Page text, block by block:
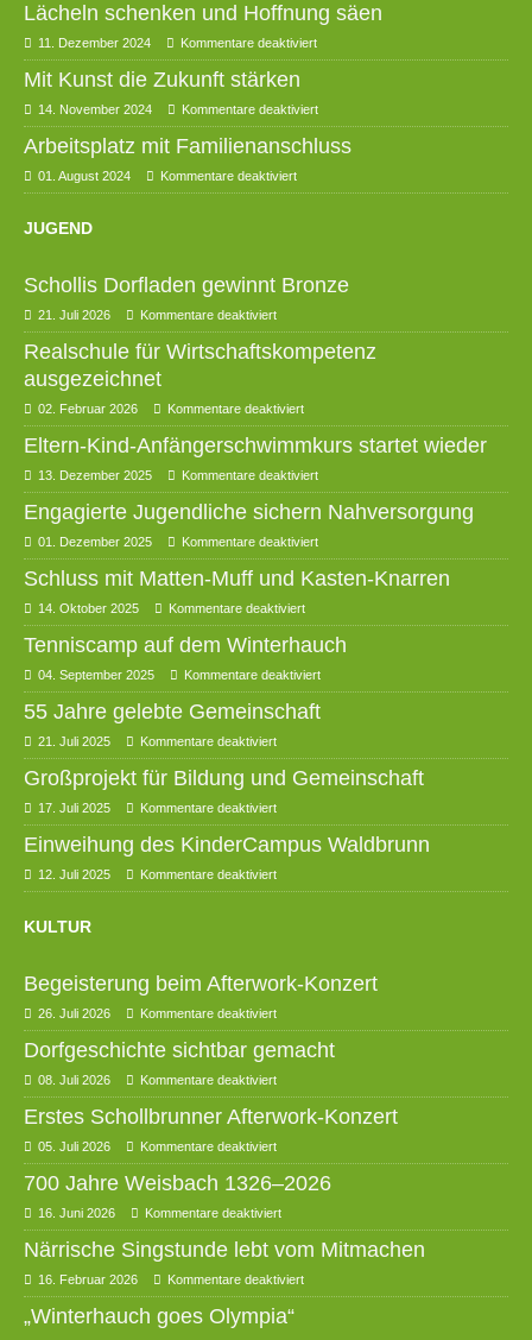
Lächeln schenken und Hoffnung säen
11. Dezember 2024 Kommentare deaktiviert
Mit Kunst die Zukunft stärken
14. November 2024 Kommentare deaktiviert
Arbeitsplatz mit Familienanschluss
01. August 2024 Kommentare deaktiviert
JUGEND
Schollis Dorfladen gewinnt Bronze
21. Juli 2026 Kommentare deaktiviert
Realschule für Wirtschaftskompetenz
ausgezeichnet
02. Februar 2026 Kommentare deaktiviert
Eltern-Kind-Anfängerschwimmkurs startet wieder
13. Dezember 2025 Kommentare deaktiviert
Engagierte Jugendliche sichern Nahversorgung
01. Dezember 2025 Kommentare deaktiviert
Schluss mit Matten-Muff und Kasten-Knarren
14. Oktober 2025 Kommentare deaktiviert
Tenniscamp auf dem Winterhauch
04. September 2025 Kommentare deaktiviert
55 Jahre gelebte Gemeinschaft
21. Juli 2025 Kommentare deaktiviert
Großprojekt für Bildung und Gemeinschaft
17. Juli 2025 Kommentare deaktiviert
Einweihung des KinderCampus Waldbrunn
12. Juli 2025 Kommentare deaktiviert
KULTUR
Begeisterung beim Afterwork-Konzert
26. Juli 2026 Kommentare deaktiviert
Dorfgeschichte sichtbar gemacht
08. Juli 2026 Kommentare deaktiviert
Erstes Schollbrunner Afterwork-Konzert
05. Juli 2026 Kommentare deaktiviert
700 Jahre Weisbach 1326–2026
16. Juni 2026 Kommentare deaktiviert
Närrische Singstunde lebt vom Mitmachen
16. Februar 2026 Kommentare deaktiviert
„Winterhauch goes Olympia“